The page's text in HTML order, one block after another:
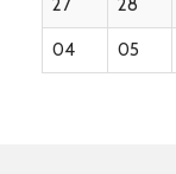
27 28
04 05